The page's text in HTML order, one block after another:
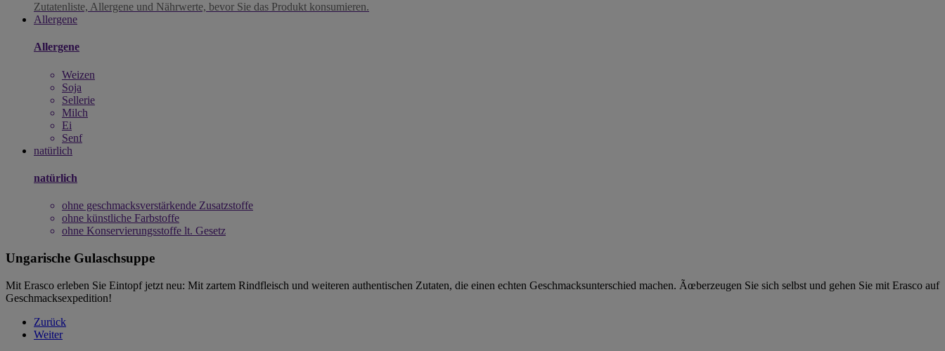
Zutatenliste, Allergene und Nährwerte, bevor Sie das Produkt konsumieren.
Allergene
Allergene
Weizen
Soja
Sellerie
Milch
Ei
Senf
natürlich
natürlich
ohne geschmacksverstärkende Zusatzstoffe
ohne künstliche Farbstoffe
ohne Konservierungsstoffe lt. Gesetz
Ungarische Gulaschsuppe
Mit Erasco erleben Sie Eintopf jetzt neu: Mit zartem Rindfleisch und weiteren authentischen Zutaten, die einen echten Geschmacksunterschied machen. Ãœberzeugen Sie sich selbst und gehen Sie mit Erasco auf
Geschmacksexpedition!
Zurück
Weiter